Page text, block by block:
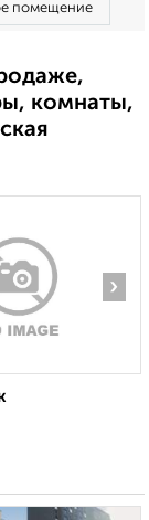
помещение
комнаты,
›